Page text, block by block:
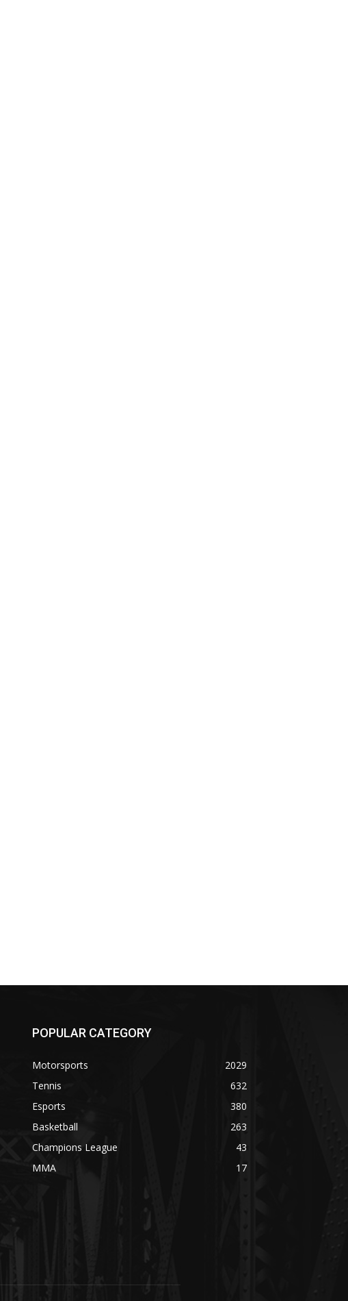
POPULAR CATEGORY
Motorsports
2029
Tennis
632
Esports
380
Basketball
263
Champions League
43
MMA
17